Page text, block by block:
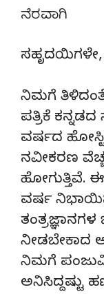
ನೆರವಾಗಿ
ಸಹೃದಯಿಗಳೇ,
ನಿಮಗೆ ತಿಳಿದಂತೆ
ಪತ್ರಿಕೆ
ವರ್ಷದ
ನವೀಕರಣ
ಹೋಗುತ್ತಿವೆ. ಈ
ವರ್ಷ
ನೀಡಬೇಕಾದ
ನಿಮಗೆ
ಅನಿಸಿದ್ದಷ್ಟು